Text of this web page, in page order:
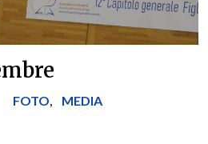
FOTO, MEDIA